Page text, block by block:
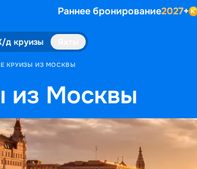
Раннее бронирование2027+
д круизы
КРУИЗЫ ИЗ МОСКВЫ
из Москвы